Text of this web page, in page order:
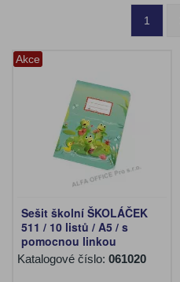
1
Akce
Sešit školní ŠKOLÁČEK
511 / 10 listů / A5 / s
pomocnou linkou
Katalogové číslo: 061020